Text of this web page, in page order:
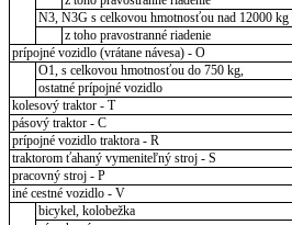
N3, N3G s celkovou hmotnosťou nad 12000 kg
z toho pravostranné riadenie
prípojné vozidlo (vrátane návesa) - O
O1, s celkovou hmotnosťou do 750 kg,
ostatné prípojné vozidlo
kolesový traktor - T
pásový traktor - C
prípojné vozidlo traktora - R
traktorom ťahaný vymeniteľný stroj - S
pracovný stroj - P
iné cestné vozidlo - V
bicykel, kolobežka